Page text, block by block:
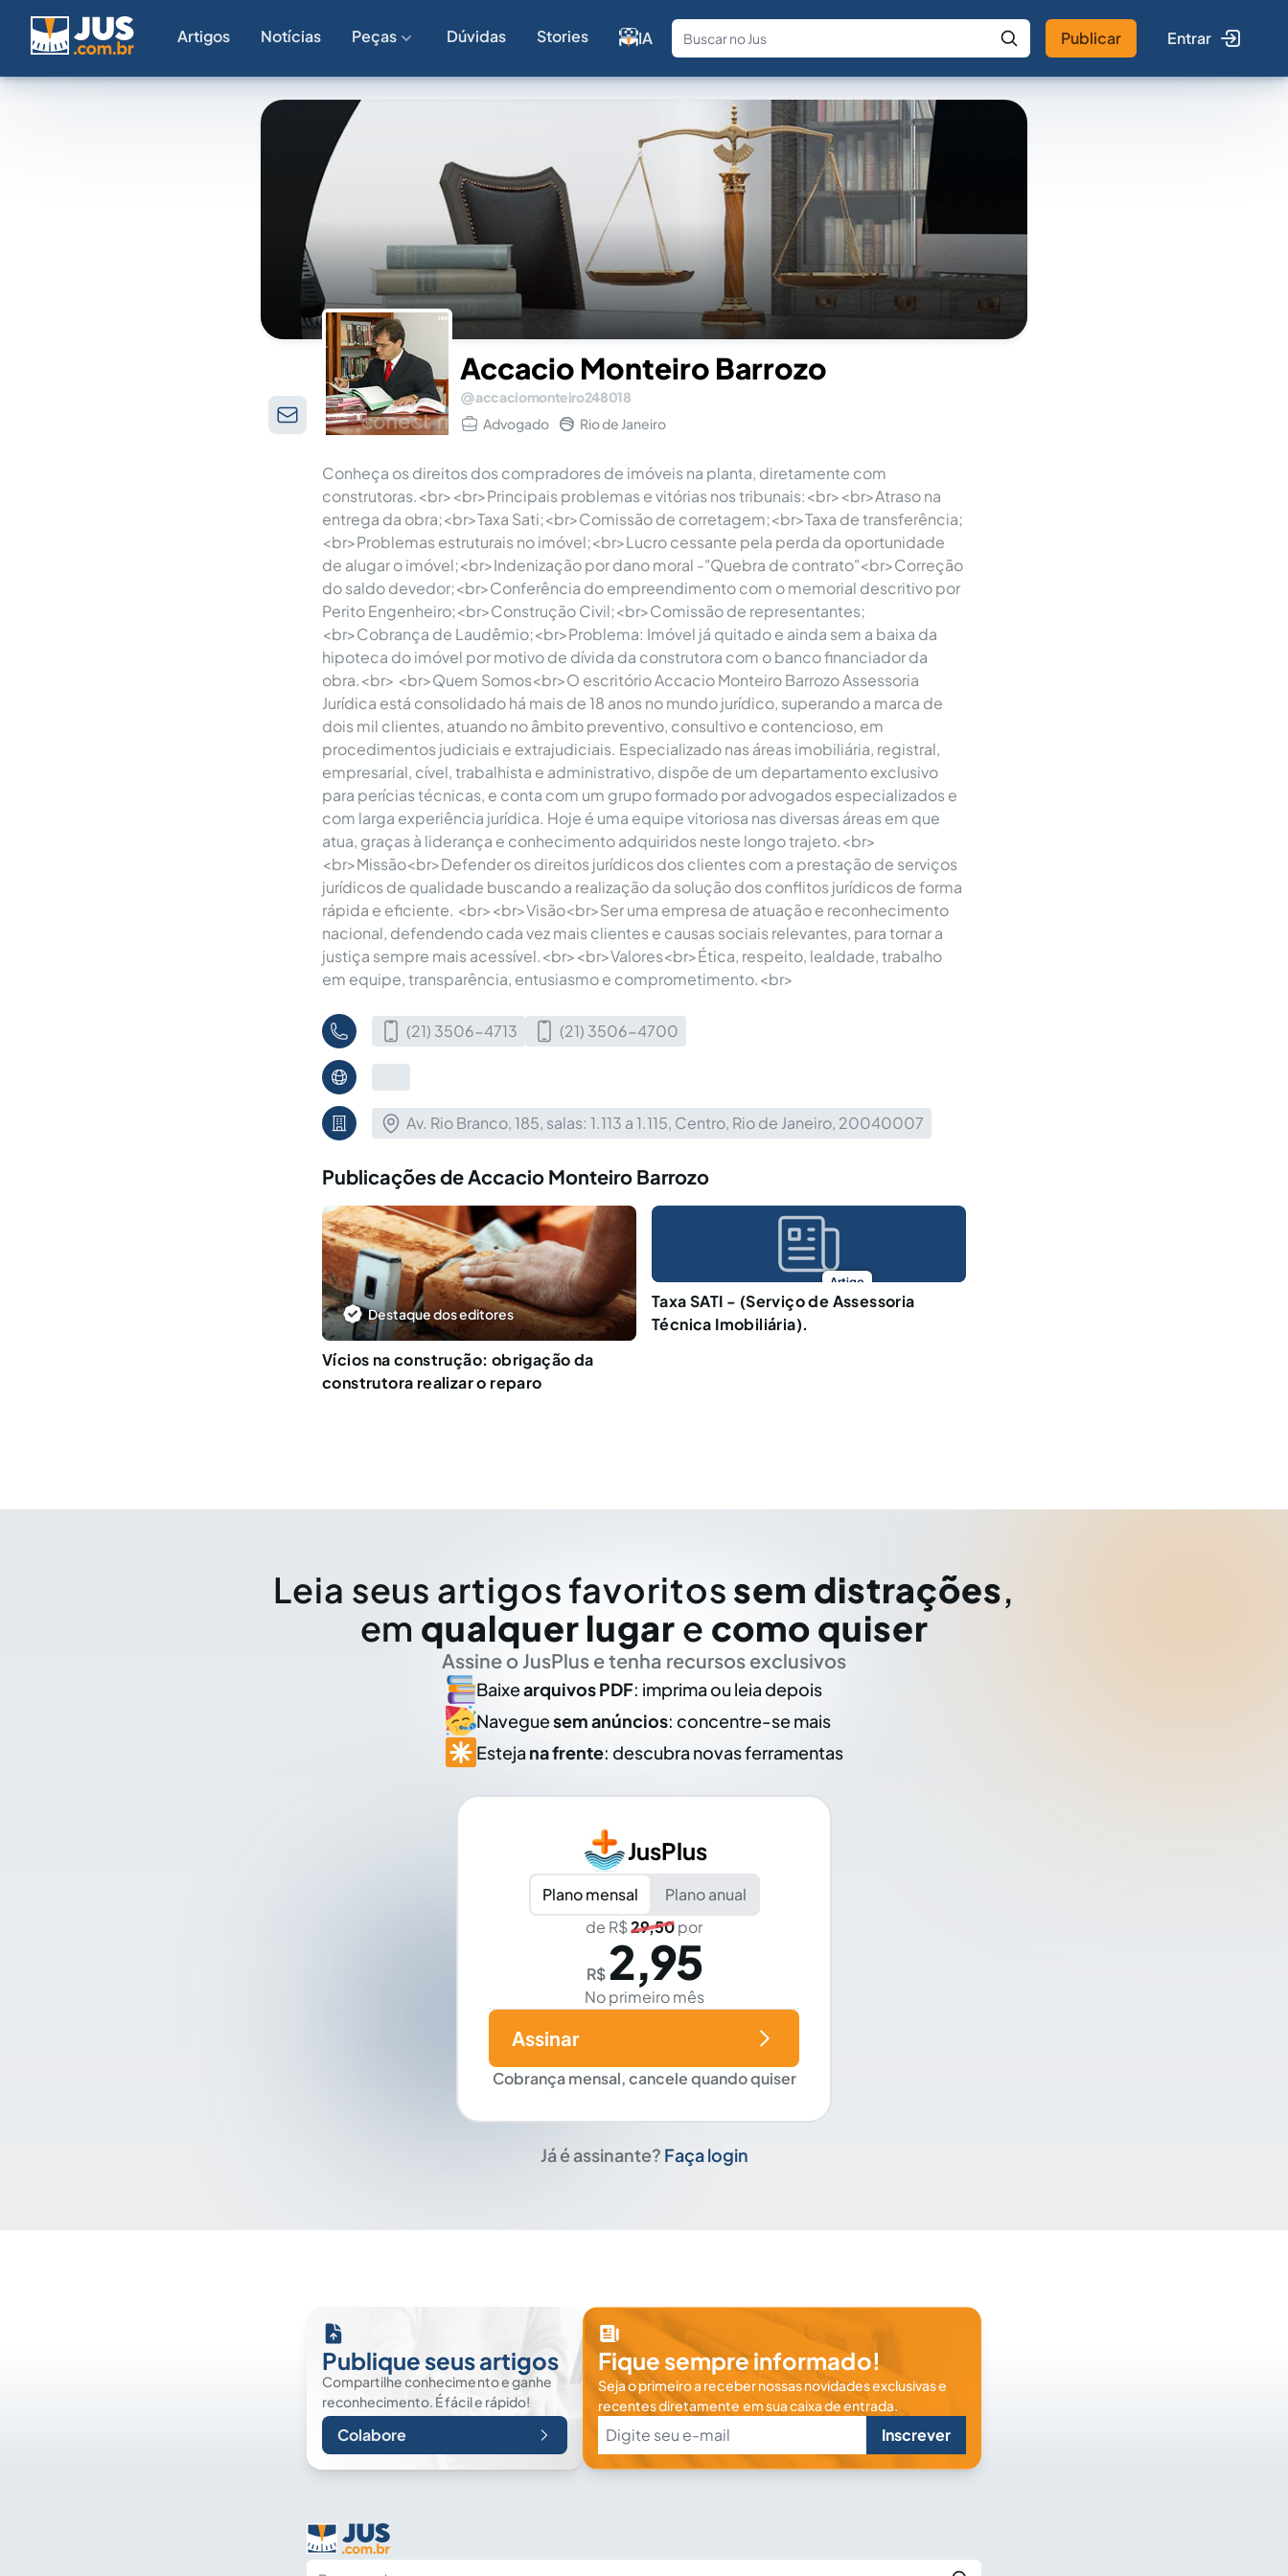
Artigos Notícias Peças Dúvidas Stories IA
Fale com a IA Buscar no Jus
Publicar Entrar
Accacio Monteiro Barrozo
accaciomonteiro248018
Advogado
Rio de Janeiro
Conheça os direitos dos compradores de imóveis na planta, diretamente com
construtoras.<br><br>Principais problemas e vitórias nos tribunais:<br><br>Atraso na
entrega da obra;<br>Taxa Sati;<br>Comissão de corretagem;<br>Taxa de transferência;
<br>Problemas estruturais no imóvel;<br>Lucro cessante pela perda da oportunidade
de alugar o imóvel;<br>Indenização por dano moral -"Quebra de contrato"<br>Correção
do saldo devedor;<br>Conferência do empreendimento com o memorial descritivo por
Perito Engenheiro;<br>Construção Civil;<br>Comissão de representantes;
<br>Cobrança de Laudêmio;<br>Problema: Imóvel já quitado e ainda sem a baixa da
hipoteca do imóvel por motivo de dívida da construtora com o banco financiador da
obra.<br> <br>Quem Somos<br>O escritório Accacio Monteiro Barrozo Assessoria
Jurídica está consolidado há mais de 18 anos no mundo jurídico, superando a marca de
dois mil clientes, atuando no âmbito preventivo, consultivo e contencioso, em
procedimentos judiciais e extrajudiciais. Especializado nas áreas imobiliária, registral,
empresarial, cível, trabalhista e administrativo, dispõe de um departamento exclusivo
para perícias técnicas, e conta com um grupo formado por advogados especializados e
com larga experiência jurídica. Hoje é uma equipe vitoriosa nas diversas áreas em que
atua, graças à liderança e conhecimento adquiridos neste longo trajeto.<br>
<br>Missão<br>Defender os direitos jurídicos dos clientes com a prestação de serviços
jurídicos de qualidade buscando a realização da solução dos conflitos jurídicos de forma
rápida e eficiente. <br><br>Visão<br>Ser uma empresa de atuação e reconhecimento
nacional, defendendo cada vez mais clientes e causas sociais relevantes, para tornar a
justiça sempre mais acessível.<br><br>Valores<br>Ética, respeito, lealdade, trabalho
em equipe, transparência, entusiasmo e comprometimento.<br>
(21) 3506-4713 (21) 3506-4700
Av. Rio Branco, 185, salas: 1.113 a 1.115, Centro, Rio de Janeiro, 20040007
Publicações de Accacio Monteiro Barrozo
Destaque dos editores
Vícios na construção: obrigação da
construtora realizar o reparo
Artigo
Taxa SATI - (Serviço de Assessoria
Técnica Imobiliária).
Leia seus artigos favoritos sem distrações,
em qualquer lugar e como quiser
Assine o JusPlus e tenha recursos exclusivos
Baixearquivos PDF: imprima ou leia depois
Naveguesem anúncios: concentre-se mais
Esteja na frente: descubra novas ferramentas
JusPlus
Plano mensal
Plano anual
de R$29,50por
R$ 2,95
No primeiro mês
Cobrança mensal, cancele quando quiser
Assinar
Já é assinante? Faça login
Publique seus artigos
Compartilhe conhecimento e ganhe
reconhecimento. É fácil e rápido!
Colabore
Fique sempre informado!
Seja o primeiro a receber nossas novidades exclusivas e
recentes diretamente em sua caixa de entrada.
Inscrever